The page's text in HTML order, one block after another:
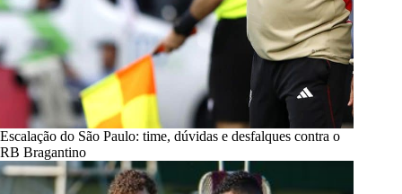
Escalação do São Paulo: time, dúvidas e desfalques contra o
RB Bragantino